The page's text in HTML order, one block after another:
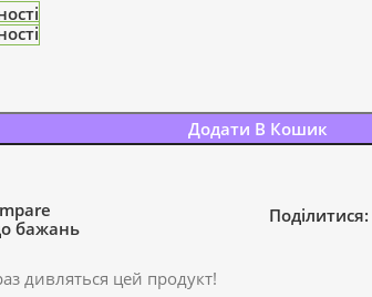
Додати В Кошик
бажань
Поділитися:
дивляться цей продукт!